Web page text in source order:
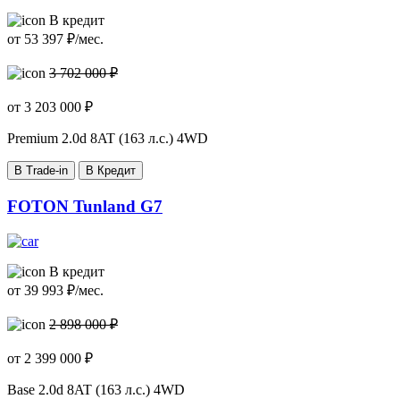
В кредит
от 53 397 ₽/мес.
3 702 000 ₽
от 3 203 000 ₽
Premium 2.0d 8AT (163 л.с.) 4WD
В Trade-in В Кредит
FOTON Tunland G7
В кредит
от 39 993 ₽/мес.
2 898 000 ₽
от 2 399 000 ₽
Base 2.0d 8AT (163 л.с.) 4WD